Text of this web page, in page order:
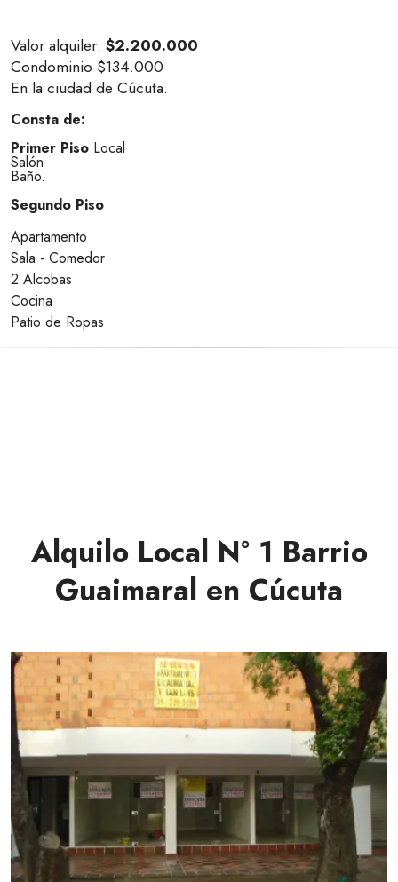
Valor alquiler: $2.200.000
Condominio $134.000
En la ciudad de Cúcuta.
Consta de:
Primer Piso Local
Salón
Baño.
Segundo Piso
Apartamento
Sala - Comedor
2 Alcobas
Cocina
Patio de Ropas
Alquilo Local N° 1 Barrio
Guaimaral en Cúcuta